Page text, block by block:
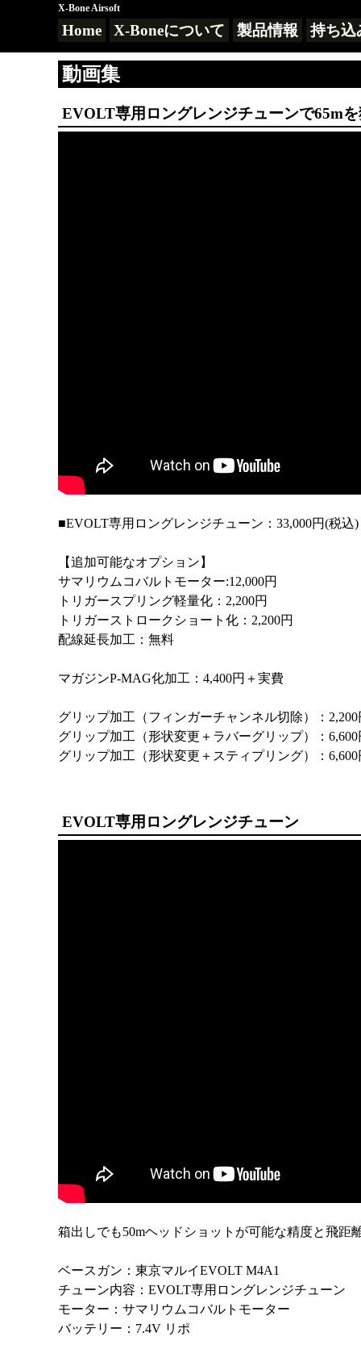
X-Bone Airsoft
Home X-Boneについて 製品情報 持ち込
動画集
EVOLT専用ロングレンジチューンで65m
■EVOLT専用ロングレンジチューン：33,000円(税込)
【追加可能なオプション】
サマリウムコバルトモーター:12,000円
トリガースプリング軽量化：2,200円
トリガーストロークショート化：2,200円
配線延長加工：無料
マガジンP-MAG化加工：4,400円＋実費
グリップ加工（フィンガーチャンネル切除）：2,200
グリップ加工（形状変更＋ラバーグリップ）：6,600
グリップ加工（形状変更＋スティプリング）：6,600
EVOLT専用ロングレンジチューン
箱出しでも50mヘッドショットが可能な精度と飛
ベースガン：東京マルイEVOLT M4A1
チューン内容：EVOLT専用ロングレンジチューン
モーター：サマリウムコバルトモーター
バッテリー：7.4V リポ